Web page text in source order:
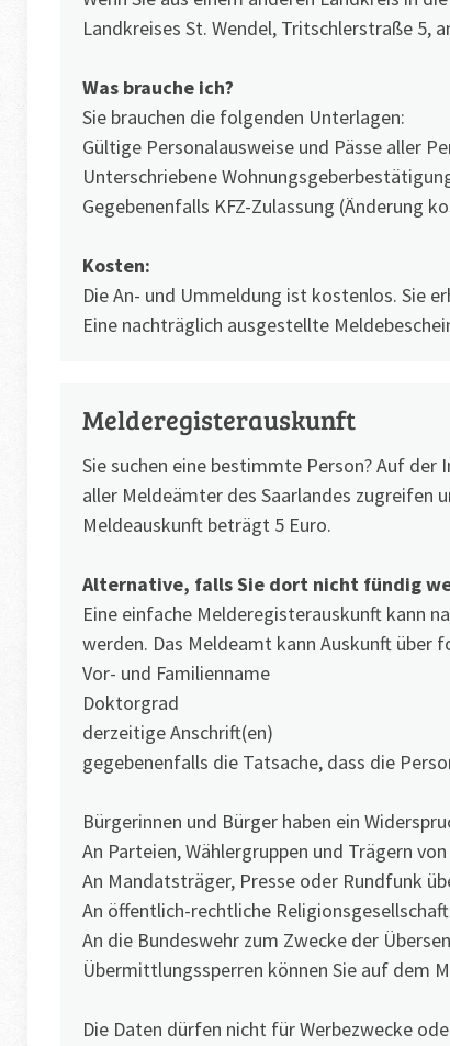
Landkreises St. Wendel, Tritschlerstraße 5,
Was brauche ich?
Sie brauchen die folgenden Unterlagen:
Gültige Personalausweise und Pässe aller
Unterschriebene
Gegebenenfalls KFZ-Zulassung (Änderung
Kosten:
Die An- und Ummeldung ist kostenlos. Sie
Eine nachträglich ausgestellte
Melderegisterauskunft
Sie suchen eine bestimmte Person? Auf
aller Meldeämter des Saarlandes zugreifen
Meldeauskunft beträgt 5 Euro.
Alternative, falls Sie dort nicht fündig
Eine einfache Melderegisterauskunft kann
werden. Das Meldeamt kann Auskunft über
Vor- und Familienname
Doktorgrad
derzeitige Anschrift(en)
gegebenenfalls die Tatsache, dass die
Bürgerinnen und Bürger haben ein
An Parteien, Wählergruppen und Trägern
An Mandatsträger, Presse oder Rundfunk
An öffentlich-rechtliche
An die Bundeswehr zum Zwecke der
Übermittlungssperren können Sie auf dem
Die Daten dürfen nicht für Werbezwecke